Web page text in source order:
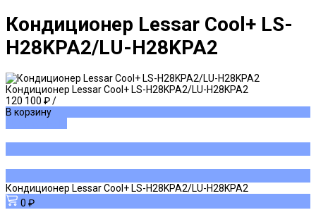
Кондиционер Lessar Cool+ LS-
H28KPA2/LU-H28KPA2
Кондиционер Lessar Cool+ LS-H28KPA2/LU-H28KPA2
120 100 ₽/
В корзину
Кондиционер Lessar Cool+ LS-H28KPA2/LU-H28KPA2
0 ₽